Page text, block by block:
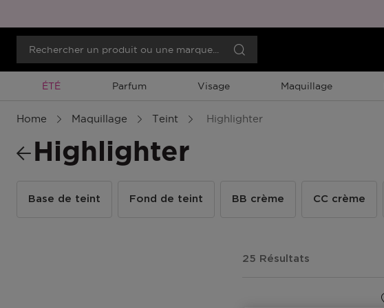
Promotion À Durée Limitée
ÉTÉ Parfum Visage Maquillage
Home Maquillage Teint Highlighter
Highlighter
Base de teint Fond de teint BB crème CC crème
25 Résultats